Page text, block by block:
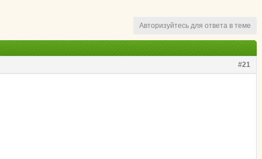
Авторизуйтесь для ответа в теме
#21